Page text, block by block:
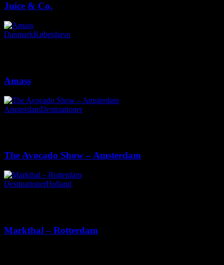
Juice & Co.
DanmarkKøbenhavn
Amass
AmsterdamDestinationer
The Avocado Show – Amsterdam
DestinationerHolland
Markthal – Rotterdam